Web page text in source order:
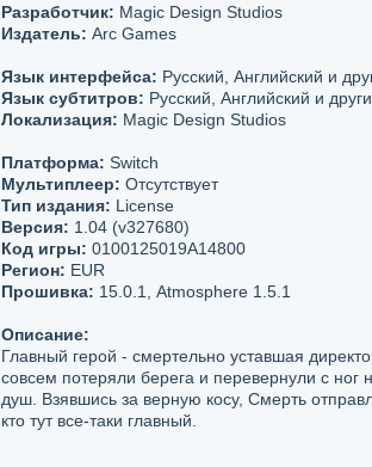
Разработчик: Magic Design Studios
Издатель: Arc Games
Язык интерфейса: Русский, Английский и
Язык субтитров: Русский, Английский и
Локализация: Magic Design Studios
Платформа: Switch
Мультиплеер: Отсутствует
Тип издания: License
Версия: 1.04 (v327680)
Код игры: 0100125019A14800
Регион: EUR
Прошивка: 15.0.1, Atmosphere 1.5.1
Описание:
Главный герой - смертельно уставшая
совсем потеряли берега и перевернули с ног
душ. Взявшись за верную косу, Смерть
кто тут все-таки главный.